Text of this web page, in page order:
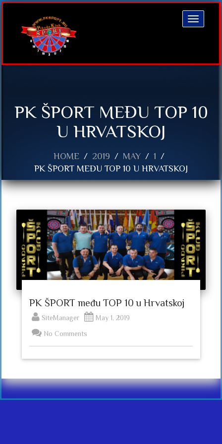
Toggle
PK ŠPORT MEĐU TOP 10
U HRVATSKOJ
HOME 2019 MAY
1
PK ŠPORT MEĐU TOP 10 U HRVATSKOJ
PK ŠPORT među TOP 10 u Hrvatskoj
SiteManager
May 1, 2019
No Comments